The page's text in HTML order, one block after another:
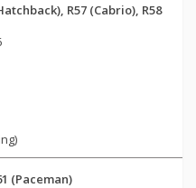
R57 (Cabrio), R58
(Paceman)